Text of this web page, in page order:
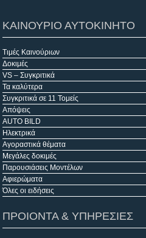
ΚΑΙΝΟΥΡΙΟ ΑΥΤΟΚΙΝΗΤΟ
Τιμές Καινούριων
Δοκιμές
VS – Συγκριτικά
Τα καλύτερα
Συγκριτικά σε 11 Τομείς
Απόψεις
AUTO BILD
Ηλεκτρικά
Αγοραστικά θέματα
Μεγάλες δοκιμές
Παρουσιάσεις Μοντέλων
Αφιερώματα
Όλες οι ειδήσεις
ΠΡΟΙΟΝΤΑ & ΥΠΗΡΕΣΙΕΣ